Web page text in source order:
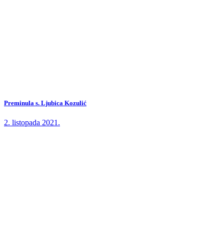
Preminula s. Ljubica Kozulić
2. listopada 2021.